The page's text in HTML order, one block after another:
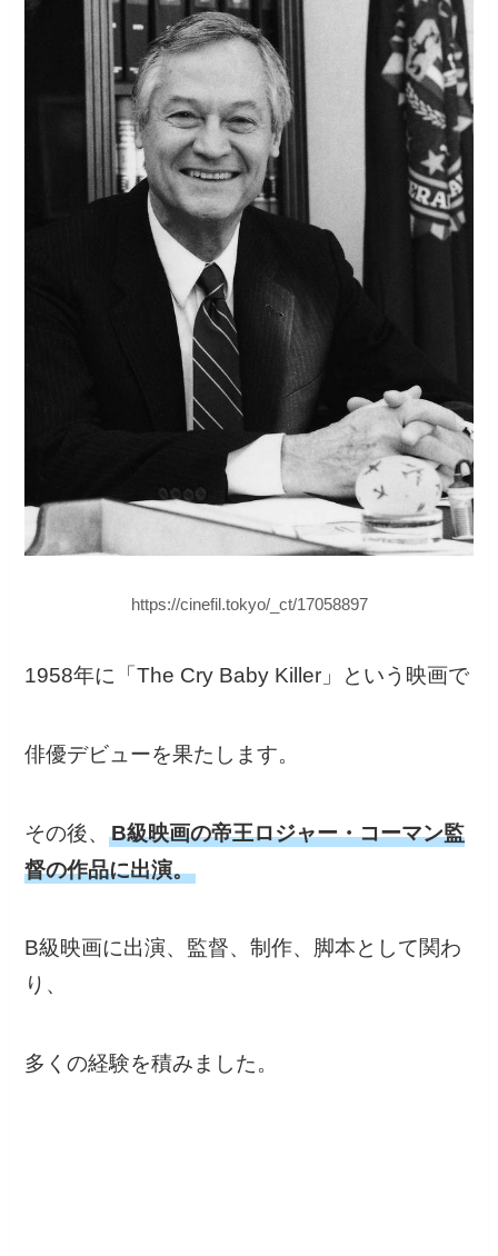
https://cinefil.tokyo/_ct/17058897
1958年に「The Cry Baby Killer」という映画で
俳優デビューを果たします。
その後、B級映画の帝王ロジャー・コーマン監
督の作品に出演。
B級映画に出演、監督、制作、脚本として関わ
り、
多くの経験を積みました。